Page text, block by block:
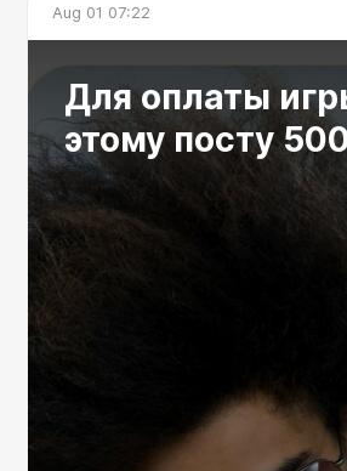
Aug 01 07:22
Для оплаты
этому посту